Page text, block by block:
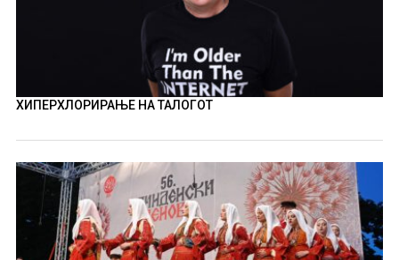
ХИПЕРХЛОРИРАЊЕ НА ТАЛОГОТ